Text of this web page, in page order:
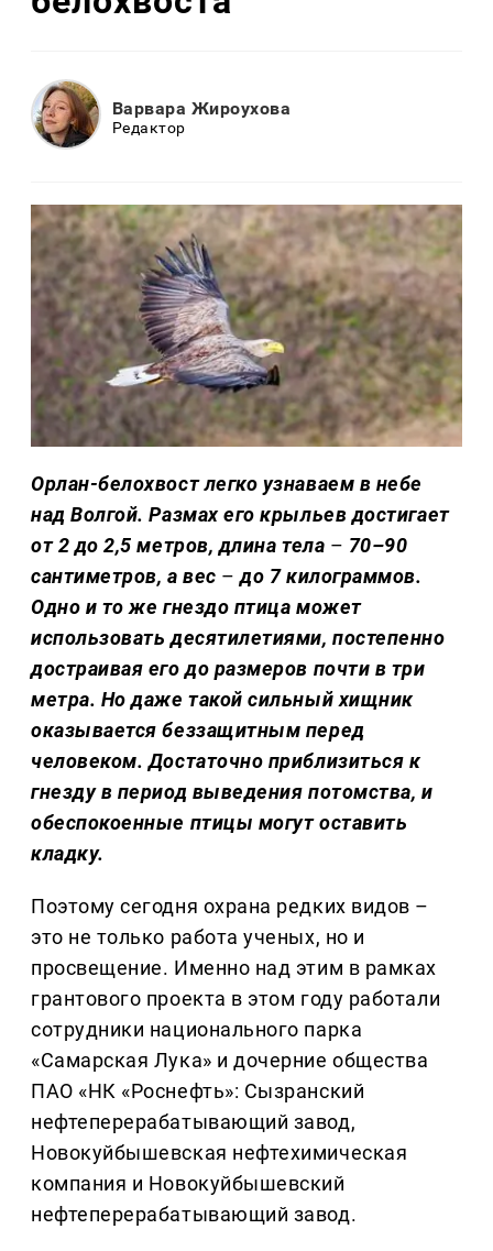
Варвара Жироухова
Редактор
Орлан-белохвост легко узнаваем в небе
над Волгой. Размах его крыльев достигает
от 2 до 2,5 метров, длина тела – 70–90
сантиметров, а вес – до 7 килограммов.
Одно и то же гнездо птица может
использовать десятилетиями, постепенно
достраивая его до размеров почти в три
метра. Но даже такой сильный хищник
оказывается беззащитным перед
человеком. Достаточно приблизиться к
гнезду в период выведения потомства, и
обеспокоенные птицы могут оставить
кладку.
Поэтому сегодня охрана редких видов –
это не только работа ученых, но и
просвещение. Именно над этим в рамках
грантового проекта в этом году работали
сотрудники национального парка
«Самарская Лука» и дочерние общества
ПАО «НК «Роснефть»: Сызранский
нефтеперерабатывающий завод,
Новокуйбышевская нефтехимическая
компания и Новокуйбышевский
нефтеперерабатывающий завод.